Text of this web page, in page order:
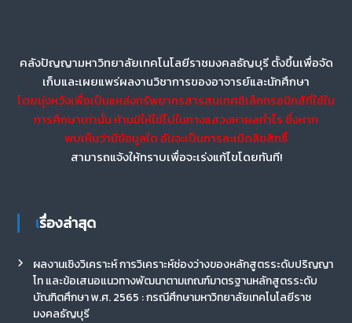
คลังปัญญามหาวิทยาลัยเทคโนโลยีราชมงคลธัญบุรี ตั้งขึ้นเพื่อจัด
เก็บและเผยแพร่ผลงานวิชาการของอาจารย์และนักศึกษา
โดยมุ่งหวังเพื่อเป็นแหล่งทรัพยากรสารสนเทศอิเล็กทรอนิกส์ที่ใช้ใน
การศึกษาเท่านั้น ห้ามมิให้ใช้ไปในทางแสวงหาผลกำไร ซึ่งหาก
พบเห็นว่ามีข้อมูลใด อันจะเป็นการละเมิดลิขสิทธิ์
สามารถแจ้งให้ทราบเพื่อจะเร่งแก้ไขโดยทันที!
เรื่องล่าสุด
ผลงานเชิงวิเคราะห์ การวิเคราะห์ช่องว่างของหลักสูตรระดับปริญญา
โท และข้อเสนอแนวทางพัฒนาตามเกณฑ์มาตรฐานหลักสูตรระดับ
บัณฑิตศึกษา พ.ศ. 2565 : กรณีศึกษามหาวิทยาลัยเทคโนโลยีราช
มงคลธัญบุรี